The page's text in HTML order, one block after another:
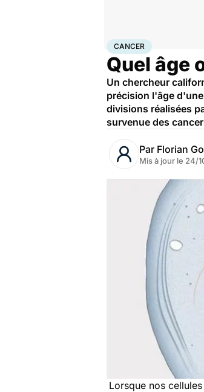
AccueilSanté
CANCER
Quel âge
Un chercheur
précision l'âge
divisions réalisées
survenue des
Par Florian
Mis à jour le 24/
Lorsque nos